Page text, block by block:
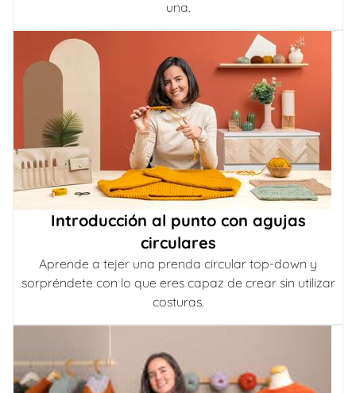
una.
Introducción al punto con agujas
circulares
Aprende a tejer una prenda circular top-down y
sorpréndete con lo que eres capaz de crear sin utilizar
costuras.